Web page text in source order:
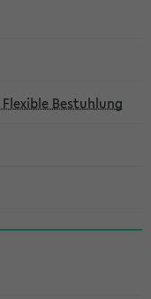
Bestuhlung